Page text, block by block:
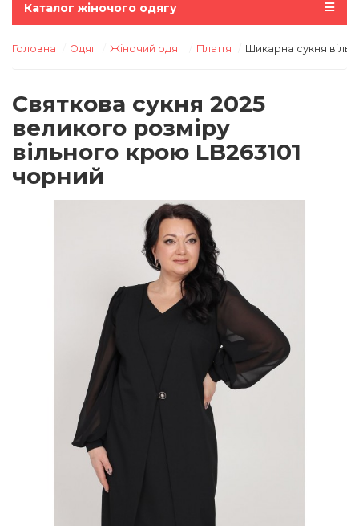
Каталог жіночого одягу
Головна Одяг Жіночий одяг Плаття Шикарна сукня
Святкова сукня 2025
великого розміру
вільного крою LB263101
чорний